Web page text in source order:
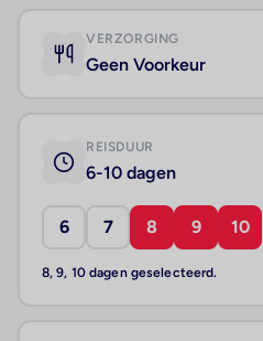
VERZORGING
Geen Voorkeur
REISDUUR
6-10 dagen
6 7 8 9 10
8, 9, 10 dagen geselecteerd.